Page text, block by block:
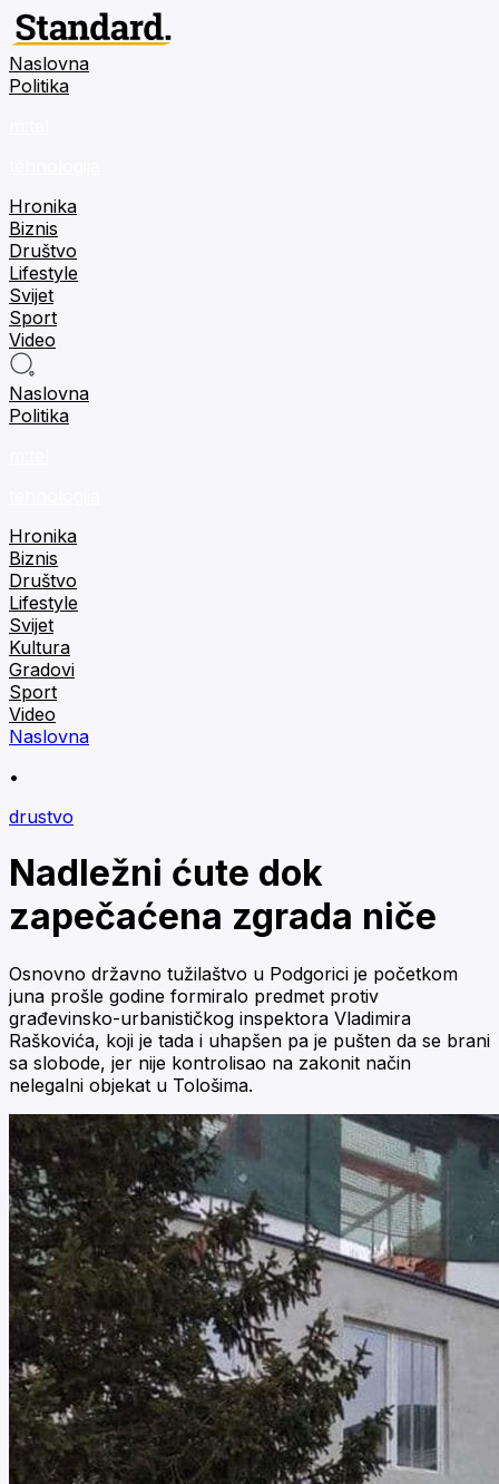
Naslovna
Politika
Hronika
Biznis
Društvo
Lifestyle
Svijet
Sport
Video
Naslovna
Politika
Hronika
Biznis
Društvo
Lifestyle
Svijet
Kultura
Gradovi
Sport
Video
Naslovna
•
drustvo
Nadležni ćute dok
zapečaćena zgrada niče
Osnovno državno tužilaštvo u Podgorici je početkom
juna prošle godine formiralo predmet protiv
građevinsko-urbanističkog inspektora Vladimira
Raškovića, koji je tada i uhapšen pa je pušten da se brani
sa slobode, jer nije kontrolisao na zakonit način
nelegalni objekat u Tološima.